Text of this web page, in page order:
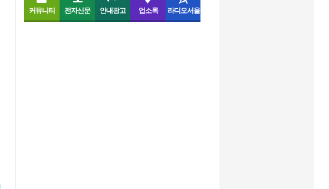
커뮤니티 전자신문 안내광고 업소록 라디오서울